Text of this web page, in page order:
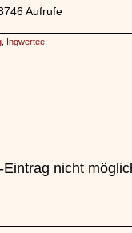
Aufrufe
Ingwertee
nicht